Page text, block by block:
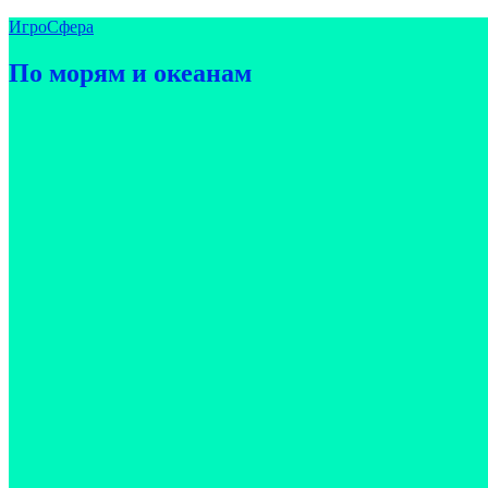
Перейти
содержимому
ИгроСфера
По морям и океанам